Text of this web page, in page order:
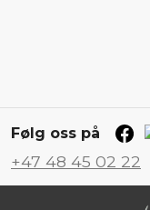
Følg oss på
+47 48 45 02 22